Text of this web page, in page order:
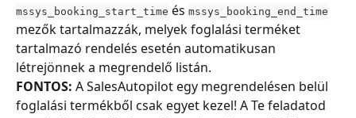
mssys_booking_start_time és mssys_booking_end_time
mezők tartalmazzák, melyek foglalási terméket
tartalmazó rendelés esetén automatikusan
létrejönnek a megrendelő listán.
FONTOS: A SalesAutopilot egy megrendelésen belül
foglalási termékből csak egyet kezel! A Te feladatod